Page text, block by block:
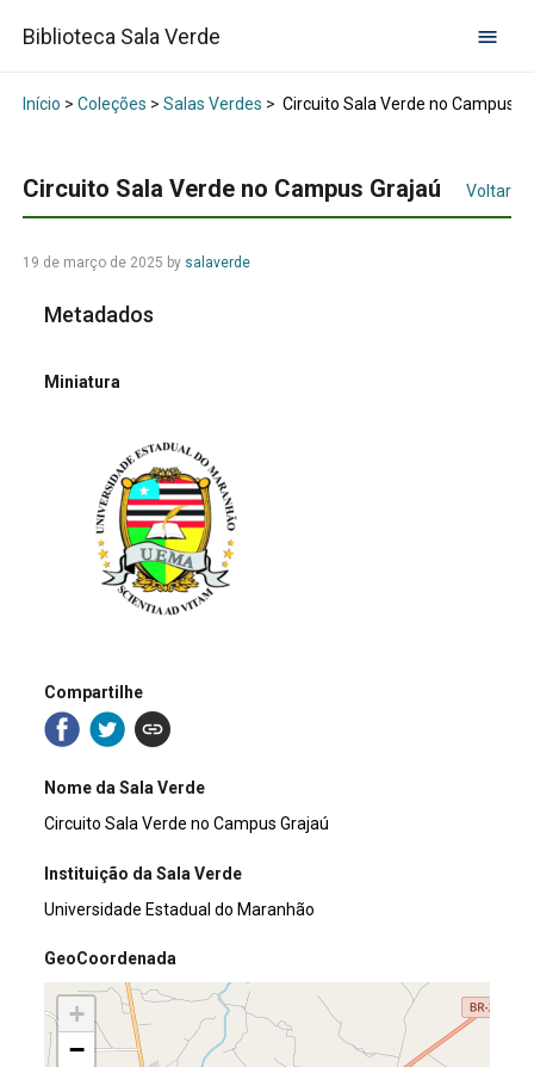
Biblioteca Sala Verde
Início > Coleções > Salas Verdes > Circuito Sala Verde no Campus
Circuito Sala Verde no Campus Grajaú Voltar
19 de março de 2025 by salaverde
Metadados
Miniatura
Compartilhe
Nome da Sala Verde
Circuito Sala Verde no Campus Grajaú
Instituição da Sala Verde
Universidade Estadual do Maranhão
GeoCoordenada
+
−